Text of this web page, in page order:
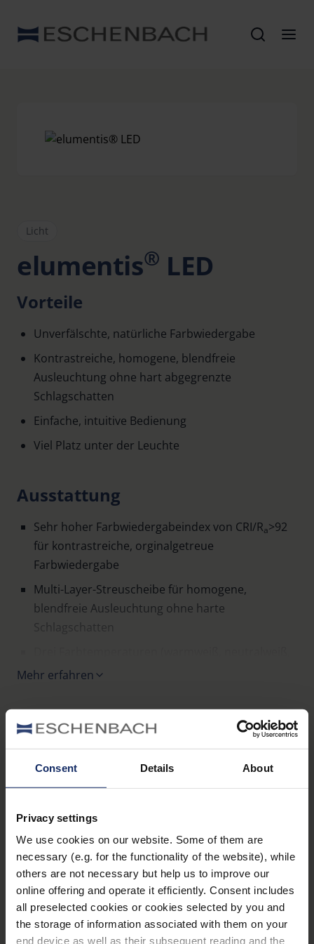
Consent Details About
Privacy settings
We use cookies on our website. Some of them are
necessary (e.g. for the functionality of the website), while
others are not necessary but help us to improve our
online offering and operate it efficiently. Consent includes
all preselected cookies or cookies selected by you and
the storage of information associated with them on your
end device as well as their subsequent reading and the
Licht
elumentis® LED
Vorteile
Unverfälschte, natürliche Farbwiedergabe
Kontrastreiche, homogene, blendfreie
Ausleuchtung ohne hart abgegrenzte
Schlagschatten
Einfache, intuitive Bedienung
Viel Platz unter der Leuchte
Ausstattung
Sehr hoher Farbwiedergabeindex von CRI/Ra>92
für kontrastreiche, orginalgetreue
Farbwiedergabe
Multi-Layer-Streuscheibe für homogene,
blendfreie Ausleuchtung ohne harte
Schlagschatten
tageslichtweiß) wählbar
unabhängig voneinander in 5 Stufen oder
stufenlos wählbar
stimmungsvolle Umgebungsbeleuchtung zum
Intuitive Bedienung über übersichtlich
angeordnete, gut fühlbare und klar definierte
Taster (keine verwirrende Mehrfachbelegung der
Taster)
Leuchtenkopf 90° schwenkbar, 45° seitlich
kippbar
Mehr erfahren
Varianten
Name Artikelnummer
Gewicht
elumentis®
LED,
Netzversion
mit Option für
Akkubetrieb
16040 1.940 g
elumentis®
LED, für Netz-